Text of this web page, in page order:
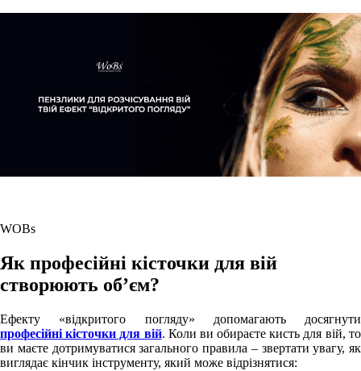
WOBs
Як професійні кісточки для вій
створюють об’єм?
Ефекту «відкритого погляду» допомагають досягнути
професійні кісточки для вій. Коли ви обираєте кисть для вій, то
ви маєте дотримуватися загального правила – звертати увагу, як
виглядає кінчик інструменту, який може відрізнятися: